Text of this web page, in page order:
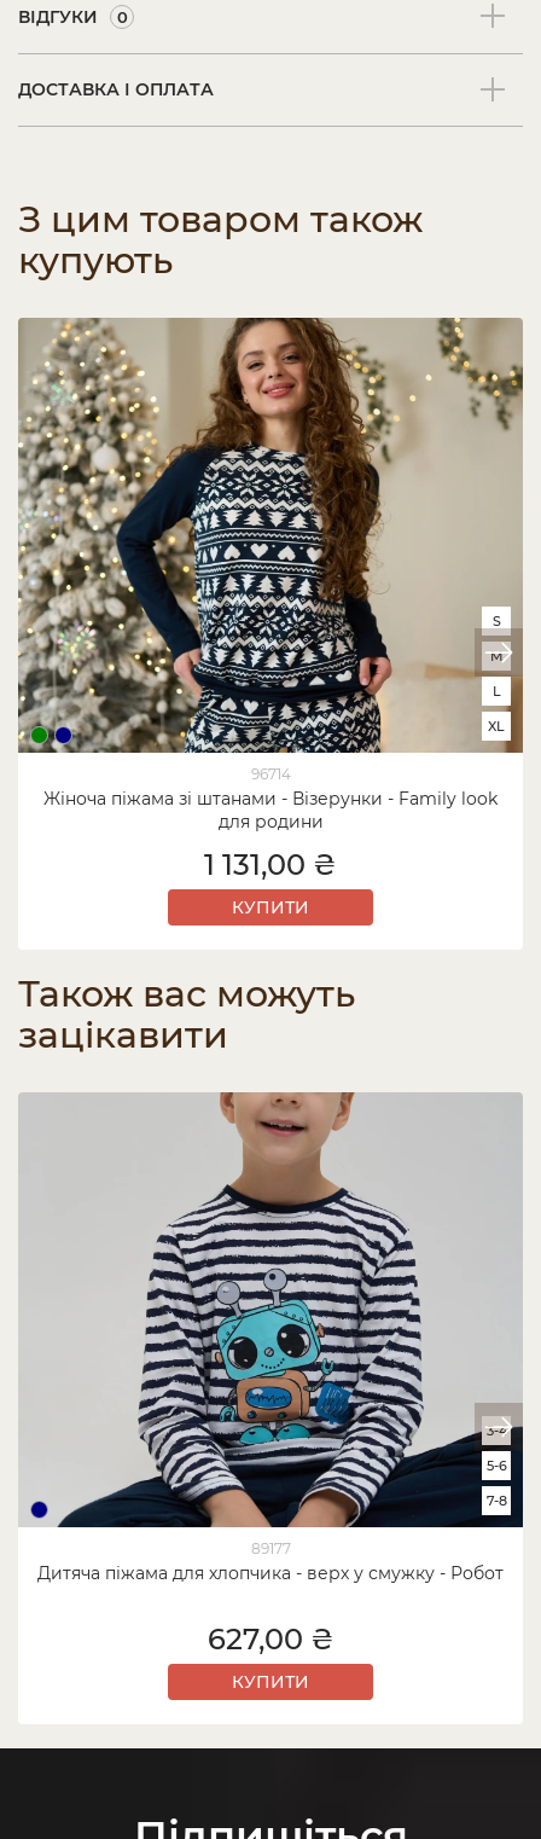
ВІДГУКИ 0
ДОСТАВКА І ОПЛАТА
З цим товаром також
купують
96714
Жіноча піжама зі штанами - Візерунки - Family look
для родини
S
M
L
XL
1 131,00 ₴
КУПИТИ
Також вас можуть
зацікавити
89177
Дитяча піжама для хлопчика - верх у смужку - Робот
3-4
5-6
7-8
627,00 ₴
КУПИТИ